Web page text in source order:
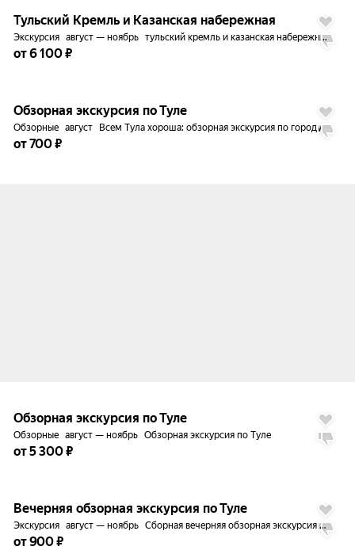
Тульский Кремль и Казанская набережная
Экскурсия август — ноябрь тульский кремль и казанская набережная
от 6 100 ₽
Обзорная экскурсия по Туле
Обзорные август Всем Тула хороша: обзорная экскурсия по городу
от 700 ₽
Обзорная экскурсия по Туле
Обзорные август — ноябрь Обзорная экскурсия по Туле
от 5 300 ₽
Вечерняя обзорная экскурсия по Туле
Экскурсия август — ноябрь Сборная вечерняя обзорная экскурсия по Туле
от 900 ₽